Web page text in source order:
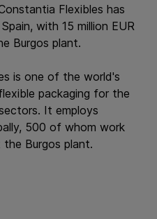
Flexibles has
with 15 million EUR
Burgos plant.
is one of the world's
packaging for the
It employs
500 of whom work
Burgos plant.